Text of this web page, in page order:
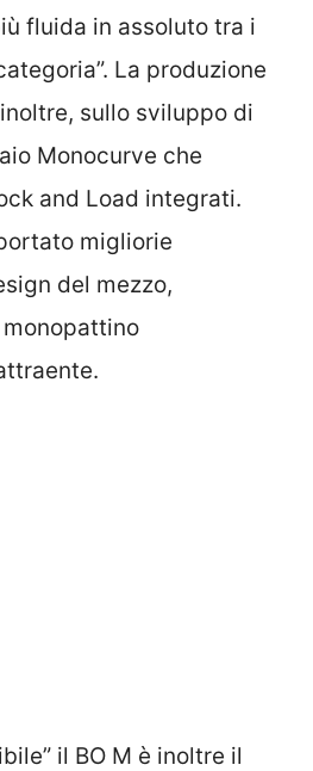
fluida in assoluto tra i
La produzione
sullo sviluppo di
Monocurve che
and Load integrati.
migliorie
del mezzo,
il BO M è inoltre il